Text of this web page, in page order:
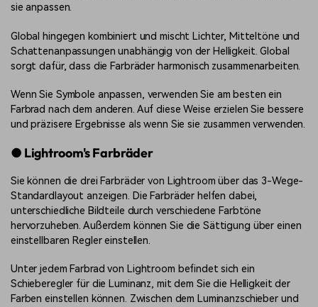
sie anpassen.
Global hingegen kombiniert und mischt Lichter, Mitteltöne und
Schattenanpassungen unabhängig von der Helligkeit. Global
sorgt dafür, dass die Farbräder harmonisch zusammenarbeiten.
Wenn Sie Symbole anpassen, verwenden Sie am besten ein
Farbrad nach dem anderen. Auf diese Weise erzielen Sie bessere
und präzisere Ergebnisse als wenn Sie sie zusammen verwenden.
● Lightroom's Farbräder
Sie können die drei Farbräder von Lightroom über das 3-Wege-
Standardlayout anzeigen. Die Farbräder helfen dabei,
unterschiedliche Bildteile durch verschiedene Farbtöne
hervorzuheben. Außerdem können Sie die Sättigung über einen
einstellbaren Regler einstellen.
Unter jedem Farbrad von Lightroom befindet sich ein
Schieberegler für die Luminanz, mit dem Sie die Helligkeit der
Farben einstellen können. Zwischen dem Luminanzschieber und